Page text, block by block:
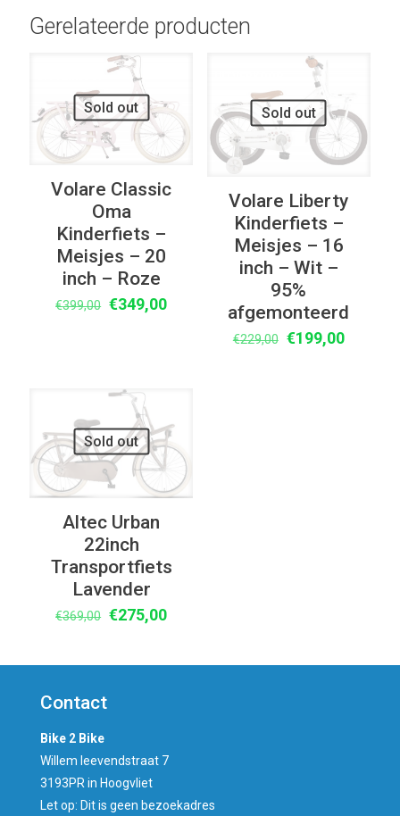
Gerelateerde producten
Sold out
Volare Classic
Oma
Kinderfiets –
Meisjes – 20
inch – Roze
€399,00 Oorspronkelijke
€349,00Huidige
Sold out
Volare Liberty
Kinderfiets –
Meisjes – 16
inch – Wit –
95%
afgemonteerd
€229,00 Oorspronkelijke
€199,00Huidige
Sold out
Altec Urban
22inch
Transportfiets
Lavender
€369,00 Oorspronkelijke
€275,00Huidige
Contact
Bike 2 Bike
Willem leevendstraat 7
3193PR in Hoogvliet
Let op: Dit is geen bezoekadres